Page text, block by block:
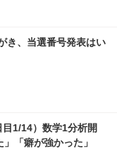
き、当選番号発表はい
目1/14）数学1分析開
「癖が強かった」